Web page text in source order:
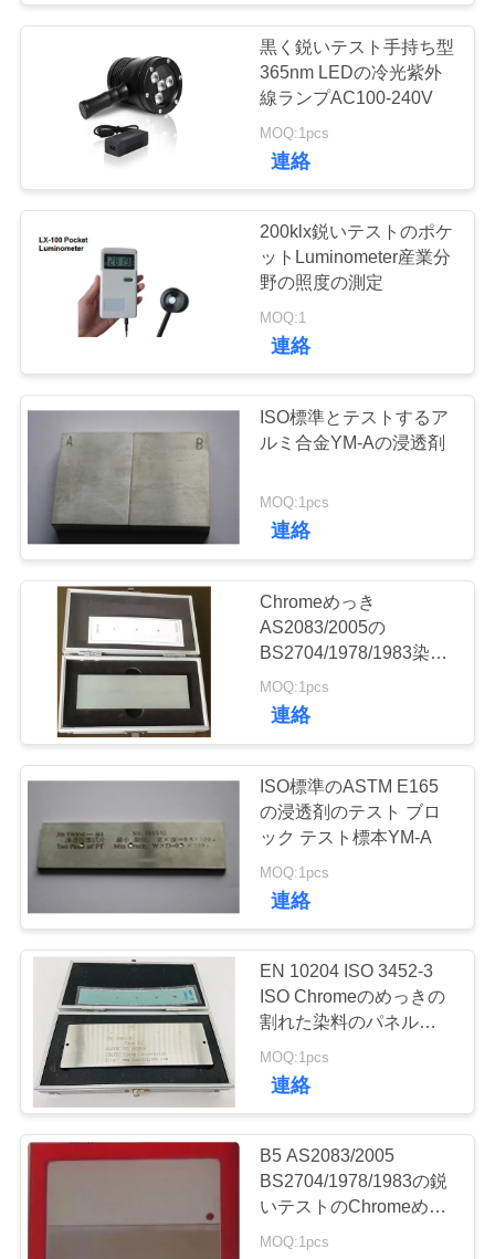
工
理
に
連
さ
引
用
を
求
し
な
さ
い
黒く鋭いテスト手持ち型
365nm LEDの冷光紫外
線ランプAC100-240V
MOQ:1pcs
連絡
200klx鋭いテストのポケ
ットLuminometer産業分
野の照度の測定
MOQ:1
連絡
ISO標準とテストするア
ルミ合金YM-Aの浸透剤
MOQ:1pcs
連絡
Chromeめっき
AS2083/2005の
BS2704/1978/1983染料
浸透剤点検テスト ブロ
ック
MOQ:1pcs
連絡
ISO標準のASTM E165
の浸透剤のテスト ブロ
ック テスト標本YM-A
MOQ:1pcs
連絡
EN 10204 ISO 3452-3
ISO Chromeのめっきの
割れた染料のパネルをテ
ストするタイプIIの浸透
剤
MOQ:1pcs
連絡
B5 AS2083/2005
BS2704/1978/1983の鋭
いテストのChromeめっ
きの染料はパネルをはめ
MOQ:1pcs